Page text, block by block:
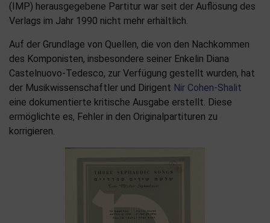
(IMP) herausgegebene Partitur war seit der Auflösung des
Verlags im Jahr 1990 nicht mehr erhältlich.
Auf der Grundlage von Quellen, die von den Nachkommen
des Komponisten, insbesondere seiner Enkelin Diana
Castelnuovo-Tedesco, zur Verfügung gestellt wurden, hat
der Musikwissenschaftler und Dirigent Nir Cohen-Shalit
eine dokumentierte kritische Ausgabe erstellt. Diese
ermöglichte es, Fehler in den Originalpartituren zu
korrigieren.